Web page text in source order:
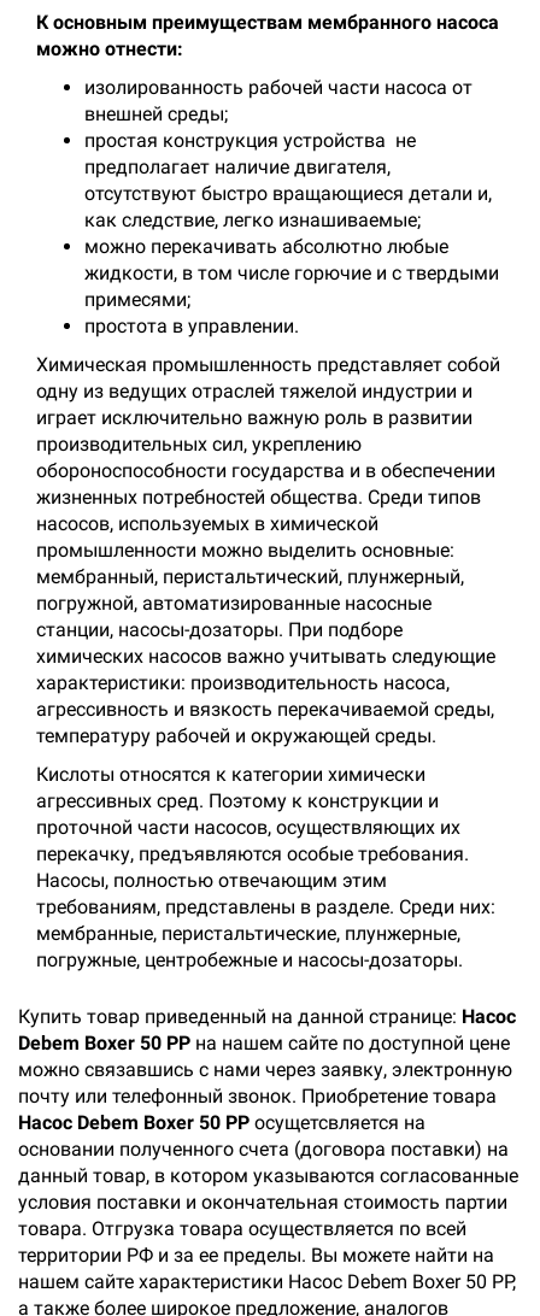
К основным преимуществам мембранного насоса
можно отнести:
изолированность рабочей части насоса от
внешней среды;
простая конструкция устройства не
предполагает наличие двигателя,
отсутствуют быстро вращающиеся детали и,
как следствие, легко изнашиваемые;
можно перекачивать абсолютно любые
жидкости, в том числе горючие и с твердыми
примесями;
простота в управлении.
Химическая промышленность представляет собой
одну из ведущих отраслей тяжелой индустрии и
играет исключительно важную роль в развитии
производительных сил, укреплению
обороноспособности государства и в обеспечении
жизненных потребностей общества. Среди типов
насосов, используемых в химической
промышленности можно выделить основные:
мембранный, перистальтический, плунжерный,
погружной, автоматизированные насосные
станции, насосы-дозаторы. При подборе
химических насосов важно учитывать следующие
характеристики: производительность насоса,
агрессивность и вязкость перекачиваемой среды,
температуру рабочей и окружающей среды.
Кислоты относятся к категории химически
агрессивных сред. Поэтому к конструкции и
проточной части насосов, осуществляющих их
перекачку, предъявляются особые требования.
Насосы, полностью отвечающим этим
требованиям, представлены в разделе. Среди них:
мембранные, перистальтические, плунжерные,
погружные, центробежные и насосы-дозаторы.
Купить товар приведенный на данной странице: Насос
Debem Boxer 50 PP на нашем сайте по доступной цене
можно связавшись с нами через заявку, электронную
почту или телефонный звонок. Приобретение товара
Насос Debem Boxer 50 PP осущетсвляется на
основании полученного счета (договора поставки) на
данный товар, в котором указываются согласованные
условия поставки и окончательная стоимость партии
товара. Отгрузка товара осуществляется по всей
территории РФ и за ее пределы. Вы можете найти на
нашем сайте характеристики Насос Debem Boxer 50 PP,
а также более широкое предложение, аналогов